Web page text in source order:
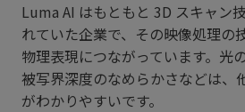
Luma AI はもともと 3D スキャン
れていた企業で、その映像処理の
物理表現につながっています。光
被写界深度のなめらかさなどは、
がわかりやすいです。